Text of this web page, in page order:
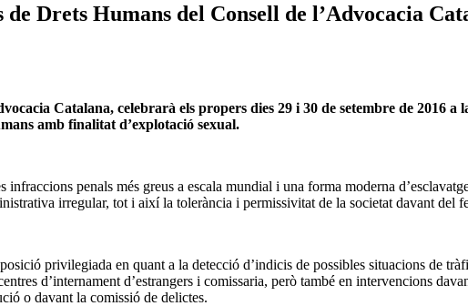
de Drets Humans del Consell de l’Advocacia
Catalana, celebrarà els propers dies 29 i 30 de setembre de 2016
amb finalitat d’explotació sexual.
infraccions penals més greus a escala mundial i una forma moderna
irregular, tot i així la tolerància i permissivitat de la societat davant del
privilegiada en quant a la detecció d’indicis de possibles situacions de
d’internament d’estrangers i comissaria, però també en intervencions
o davant la comissió de delictes.